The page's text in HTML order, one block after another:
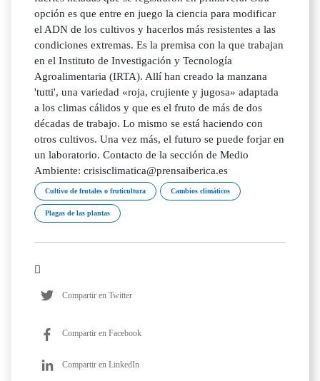
opción es que entre en juego la ciencia para modificar
el ADN de los cultivos y hacerlos más resistentes a las
condiciones extremas. Es la premisa con la que trabajan
en el Instituto de Investigación y Tecnología
Agroalimentaria (IRTA). Allí han creado la manzana
'tutti', una variedad «roja, crujiente y jugosa» adaptada
a los climas cálidos y que es el fruto de más de dos
décadas de trabajo. Lo mismo se está haciendo con
otros cultivos. Una vez más, el futuro se puede forjar en
un laboratorio. Contacto de la sección de Medio
Ambiente: crisisclimatica@prensaiberica.es
Cultivo de frutales o fruticultura Cambios climáticos
Plagas de las plantas
Compartir en Twitter
Compartir en Facebook
Compartir en LinkedIn